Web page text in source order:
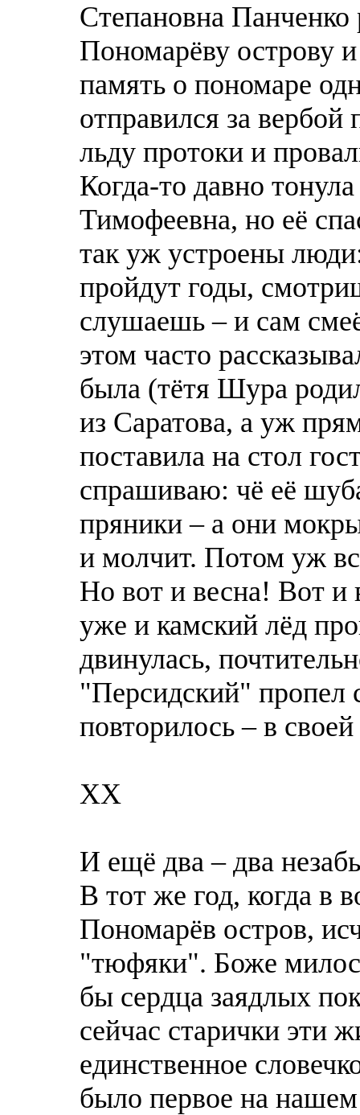
Степановна
Пономарёву острову
память о пономаре
отправился за
льду протоки и
Когда-то давно
Тимофеевна, но её
тaк уж устроены
пройдут годы,
слушаешь – и сам
этом часто
была (тётя Шура
из Саратова, а уж
поставила на стол
спрашиваю: чё её
пряники – а они
и молчит. Потом уж
Но вот и весна! Вот и
уже и камский лёд
двинулась,
"Персидский" пропел
повторилось – в
XX
И ещё два – два
В тот же год, когда в
Пономарёв остров,
"тюфяки". Боже
бы сердца заядлых
сейчас старички эти
единственное
было первое на нашем